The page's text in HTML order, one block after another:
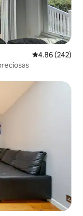
Calificación
4.86 (242)